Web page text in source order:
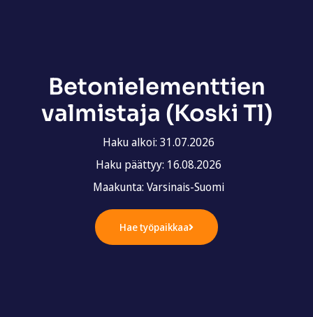
Betonielementtien
valmistaja (Koski Tl)
Haku alkoi: 31.07.2026
Haku päättyy: 16.08.2026
Maakunta: Varsinais-Suomi
Hae työpaikkaa